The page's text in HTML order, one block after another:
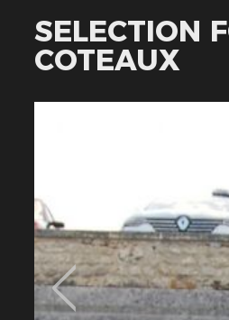
SELECTION
COTEAUX